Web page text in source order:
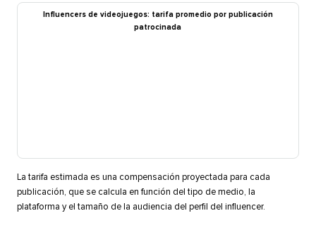
Influencers de videojuegos: tarifa promedio por publicación
patrocinada​​
La tarifa estimada es una compensación proyectada para cada
publicación, que se calcula en función del tipo de medio, la
plataforma y el tamaño de la audiencia del perfil del influencer.​​